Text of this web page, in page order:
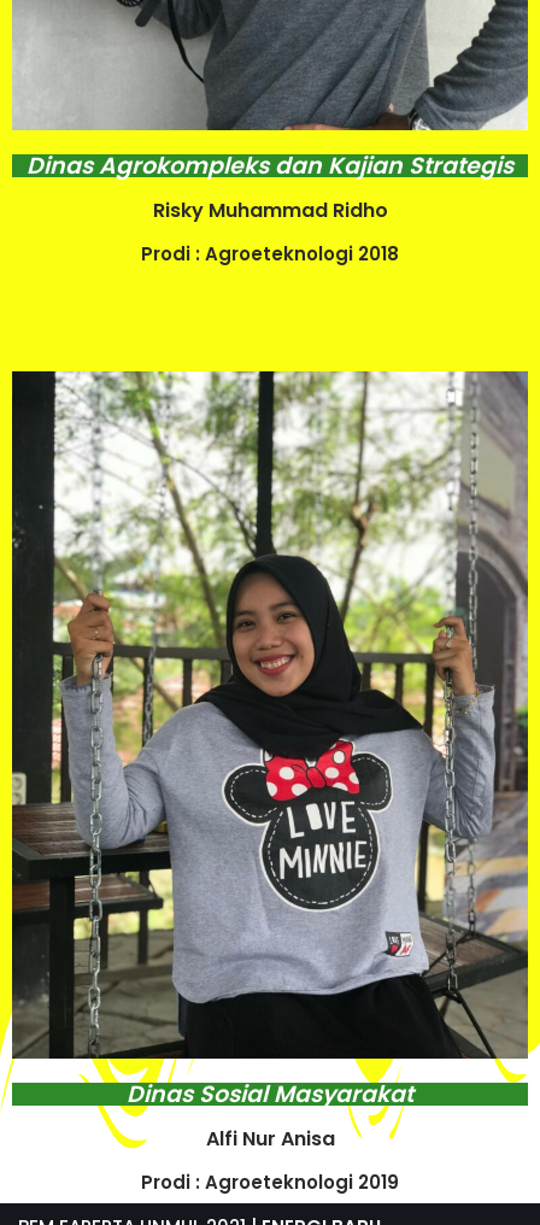
Dinas Agrokompleks dan Kajian Strategis
Risky Muhammad Ridho
Prodi : Agroeteknologi 2018
Dinas Sosial Masyarakat
Alfi Nur Anisa
Prodi : Agroeteknologi 2019